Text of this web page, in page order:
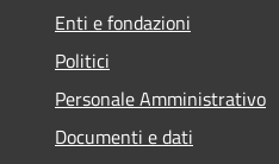
Enti e fondazioni
Politici
Personale Amministrativo
Documenti e dati